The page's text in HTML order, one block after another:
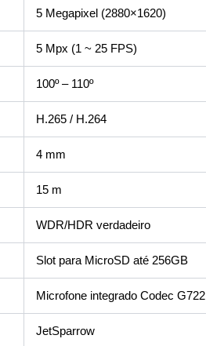
5 Megapixel (2880×1620)
5 Mpx (1 ~ 25 FPS)
100º – 110º
H.265 / H.264
4 mm
15 m
WDR/HDR verdadeiro
Slot para MicroSD até 256GB
Microfone integrado Codec G722
JetSparrow